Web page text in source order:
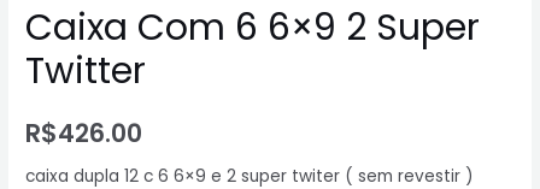
Caixa Com 6 6×9 2 Super
Twitter
R$426.00
caixa dupla 12 c 6 6×9 e 2 super twiter ( sem revestir )